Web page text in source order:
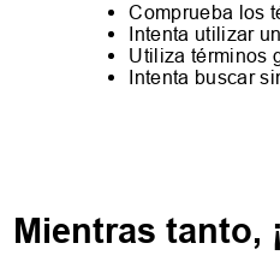
Comprueba los
Intenta utilizar
Utiliza términos
Intenta buscar
Mientras tanto,